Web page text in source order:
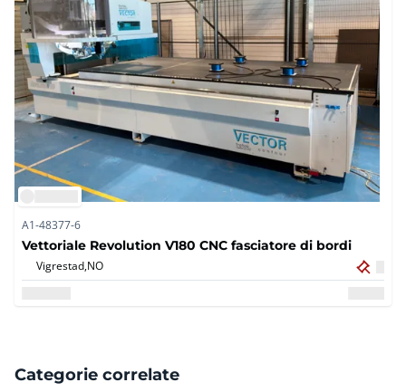
A1-48377-6
Vettoriale Revolution V180 CNC fasciatore di bordi
Vigrestad,NO
Categorie correlate